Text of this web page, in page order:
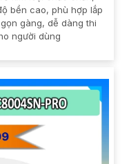
bền cao, phù hợp lắp
gàng, dễ dàng thi
người dùng